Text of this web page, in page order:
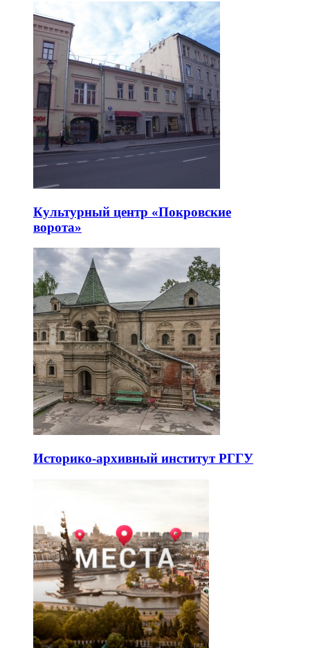
Культурный центр «Покровские
ворота»
Историко-архивный институт РГГУ